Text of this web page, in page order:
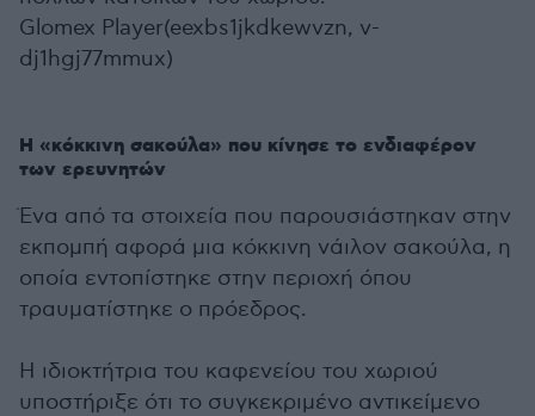
Glomex Player(eexbs1jkdkewvzn, v-
dj1hgj77mmux)
Η «κόκκινη σακούλα» που κίνησε το ενδιαφέρον
των ερευνητών
Ένα από τα στοιχεία που παρουσιάστηκαν στην
εκπομπή αφορά μια κόκκινη νάιλον σακούλα, η
οποία εντοπίστηκε στην περιοχή όπου
τραυματίστηκε ο πρόεδρος.
Η ιδιοκτήτρια του καφενείου του χωριού
υποστήριξε ότι το συγκεκριμένο αντικείμενο